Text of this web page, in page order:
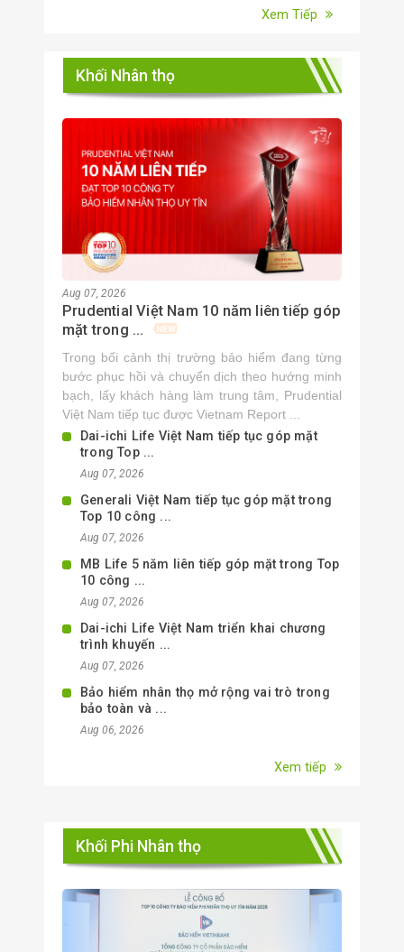
Xem Tiếp
Khối Nhân thọ
Aug 07, 2026
Prudential Việt Nam 10 năm liên tiếp góp
mặt trong ...
Trong bối cảnh thị trường bảo hiểm đang từng
bước phục hồi và chuyển dịch theo hướng minh
bạch, lấy khách hàng làm trung tâm, Prudential
Việt Nam tiếp tục được Vietnam Report ...
Dai-ichi Life Việt Nam tiếp tục góp mặt
trong Top ...
Aug 07, 2026
Generali Việt Nam tiếp tục góp mặt trong
Top 10 công ...
Aug 07, 2026
MB Life 5 năm liên tiếp góp mặt trong Top
10 công ...
Aug 07, 2026
Dai-ichi Life Việt Nam triển khai chương
trình khuyến ...
Aug 07, 2026
Bảo hiểm nhân thọ mở rộng vai trò trong
bảo toàn và ...
Aug 06, 2026
Xem tiếp
Khối Phi Nhân thọ